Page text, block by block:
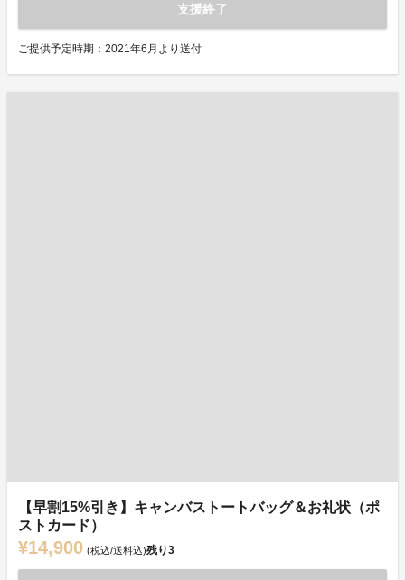
支援終了
ご提供予定時期：2021年6月より送付
【早割15%引き】キャンバストートバッグ＆お礼状（ポ
ストカード）
¥14,900 (税込/送料込)残り3